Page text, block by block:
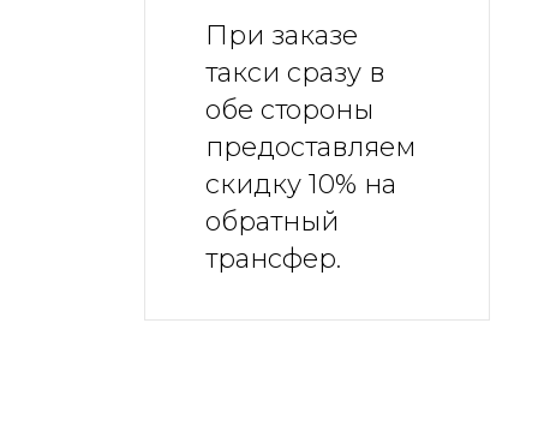
При заказе
такси сразу в
обе стороны
предоставляем
скидку 10% на
обратный
трансфер.